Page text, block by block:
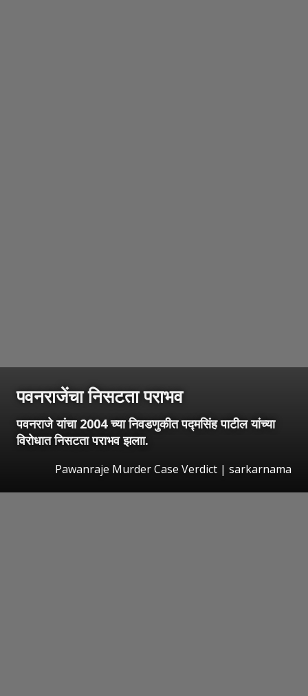
पवनराजेंचा निसटता पराभव
पवनराजे यांचा 2004 च्या निवडणुकीत पद्मसिंह पाटील यांच्या
विरोधात निसटता पराभव झलाा.
Pawanraje Murder Case Verdict | sarkarnama